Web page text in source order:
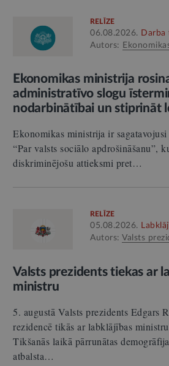
RELĪZE
06.08.2026. Darba
Autors:
Ekonomikas ministrija
administratīvo slogu
nodarbinātībai un stiprināt
Ekonomikas ministrija ir
“Par valsts sociālo apdrošināšanu”,
diskriminējošu attieksmi pret…
RELĪZE
05.08.2026.
Autors: Valsts
Valsts prezidents tiekas ar
ministru
5. augustā Valsts prezidents Edgars
rezidencē tikās ar labklājības
Tikšanās laikā pārrunātas
atbalsta…